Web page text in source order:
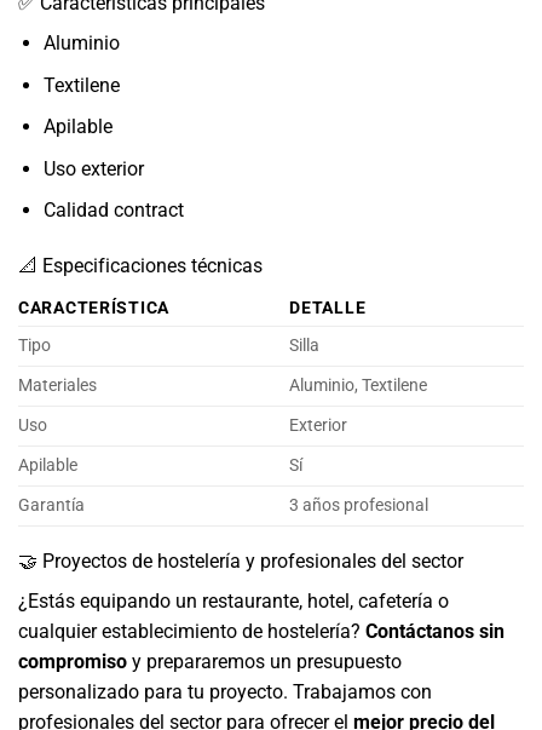
Aluminio
Textilene
Apilable
Uso exterior
Calidad contract
📐 Especificaciones técnicas
CARACTERÍSTICA
DETALLE
Tipo
Silla
Materiales
Aluminio, Textilene
Uso
Exterior
Apilable
Sí
Garantía
3 años profesional
🤝 Proyectos de hostelería y profesionales del sector
¿Estás equipando un restaurante, hotel, cafetería o
cualquier establecimiento de hostelería? Contáctanos sin
compromiso y prepararemos un presupuesto
personalizado para tu proyecto. Trabajamos con
profesionales del sector para ofrecer el mejor precio del